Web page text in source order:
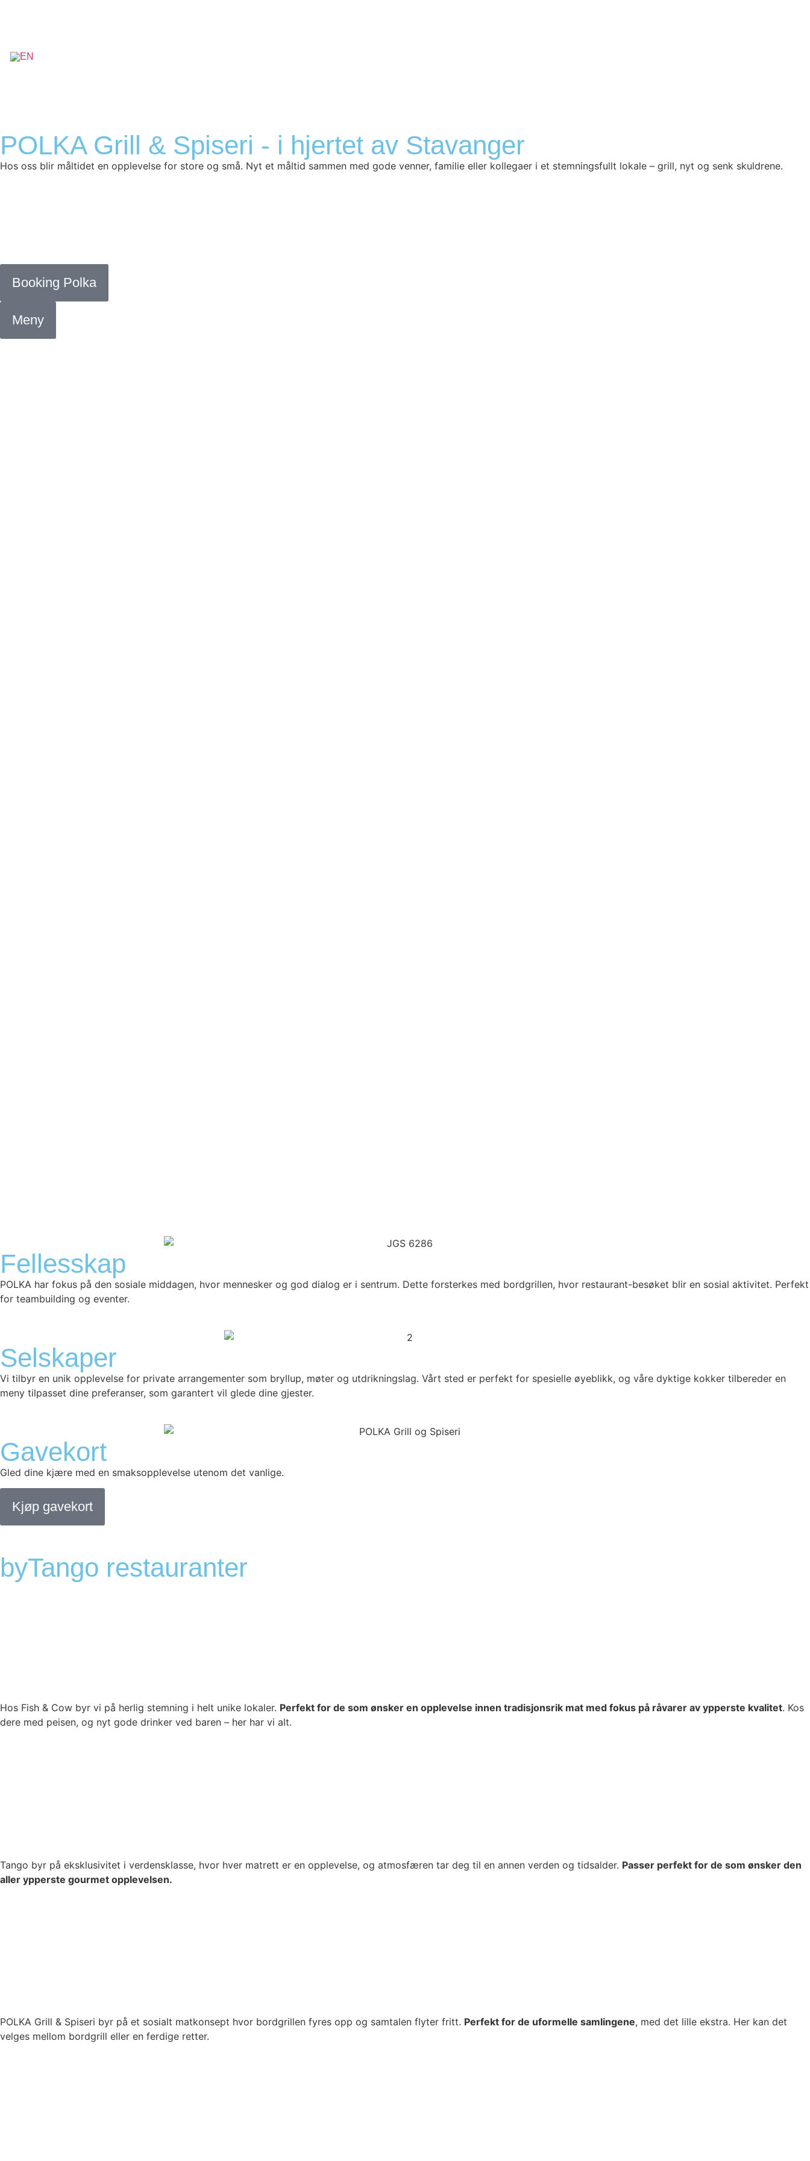
POLKA Grill & Spiseri - i hjertet av Stavanger
Hos oss blir måltidet en opplevelse for store og små. Nyt et måltid sammen med gode venner, familie eller kollegaer i et stemningsfullt lokale – grill, nyt og senk skuldrene.
Booking Polka
Meny
Fellesskap
POLKA har fokus på den sosiale middagen, hvor mennesker og god dialog er i sentrum. Dette forsterkes med bordgrillen, hvor restaurant-besøket blir en sosial aktivitet. Perfekt
for teambuilding og eventer.
Selskaper
Vi tilbyr en unik opplevelse for private arrangementer som bryllup, møter og utdrikningslag. Vårt sted er perfekt for spesielle øyeblikk, og våre dyktige kokker tilbereder en
meny tilpasset dine preferanser, som garantert vil glede dine gjester.
Gavekort
Gled dine kjære med en smaksopplevelse utenom det vanlige.
Kjøp gavekort
byTango restauranter
Hos Fish & Cow byr vi på herlig stemning i helt unike lokaler. Perfekt for de som ønsker en opplevelse innen tradisjonsrik mat med fokus på råvarer av ypperste kvalitet. Kos
dere med peisen, og nyt gode drinker ved baren – her har vi alt.
Tango byr på eksklusivitet i verdensklasse, hvor hver matrett er en opplevelse, og atmosfæren tar deg til en annen verden og tidsalder. Passer perfekt for de som ønsker den
aller ypperste gourmet opplevelsen.
POLKA Grill & Spiseri byr på et sosialt matkonsept hvor bordgrillen fyres opp og samtalen flyter fritt. Perfekt for de uformelle samlingene, med det lille ekstra. Her kan det
velges mellom bordgrill eller en ferdige retter.